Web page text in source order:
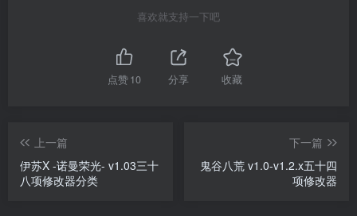
喜欢就支持一下吧
点赞10 分享 收藏
上一篇
伊苏X -诺曼荣光- v1.03三十
八项修改器分类
下一篇
鬼谷八荒 v1.0-v1.2.x五十四
项修改器